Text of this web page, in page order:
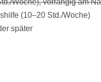
Woche), vorrangig am
(10–20 Std./Woche)
später